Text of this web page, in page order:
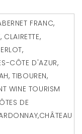
FRANC,
, CLAIRETTE,
,
CÔTE D'AZUR,
,TIBOUREN,
WINE TOURISM
DE
,CHÂTEAU